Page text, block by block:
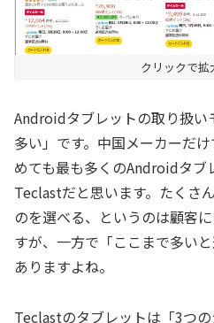
クリックで拡
Androidタブレットの取り扱い
多い」です。中国メーカーだ
めても最も多くのAndroidタブ
Teclastだと思います。たくさ
のを選べる、というのは顧客
すが、一方で「ここまで多い
ありますよね。
Teclastのタブレットは「3つ